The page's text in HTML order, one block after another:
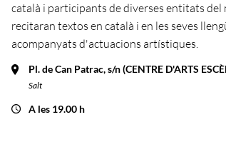
català i participants de diverses entitats del
recitaran textos en català i en les seves
acompanyats d'actuacions artístiques.
Pl. de Can Patrac, s/n (CENTRE D'ARTS
Salt
A les 19.00 h